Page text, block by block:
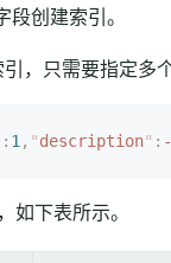
创建索引。
，只需要指定多
: 1 , "description" : -
如下表所示。